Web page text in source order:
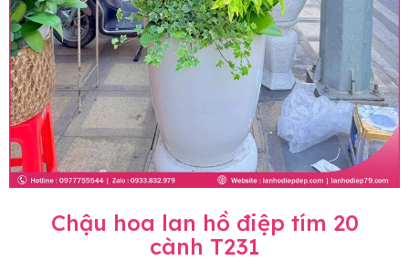
Chậu hoa lan hồ điệp tím 20
cành T231